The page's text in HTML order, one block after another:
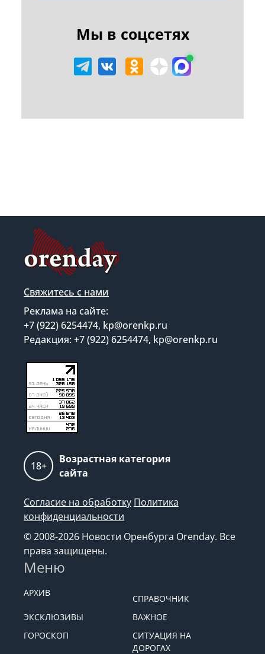
Мы в соцсетях
Свяжитесь с нами
Реклама на сайте:
+7 (922) 6254474, kp@orenkp.ru
Редакция: +7 (922) 6254474, kp@orenkp.ru
18+
Возрастная категория
сайта
Согласие на обработку Политика
конфиденциальности
© 2008-2026 Новости Оренбурга Orenday. Все
права защищены.
Меню
АРХИВ
СПРАВОЧНИК
ЭКСКЛЮЗИВЫ
ВАЖНОЕ
ГОРОСКОП
СИТУАЦИЯ НА
ДОРОГАХ